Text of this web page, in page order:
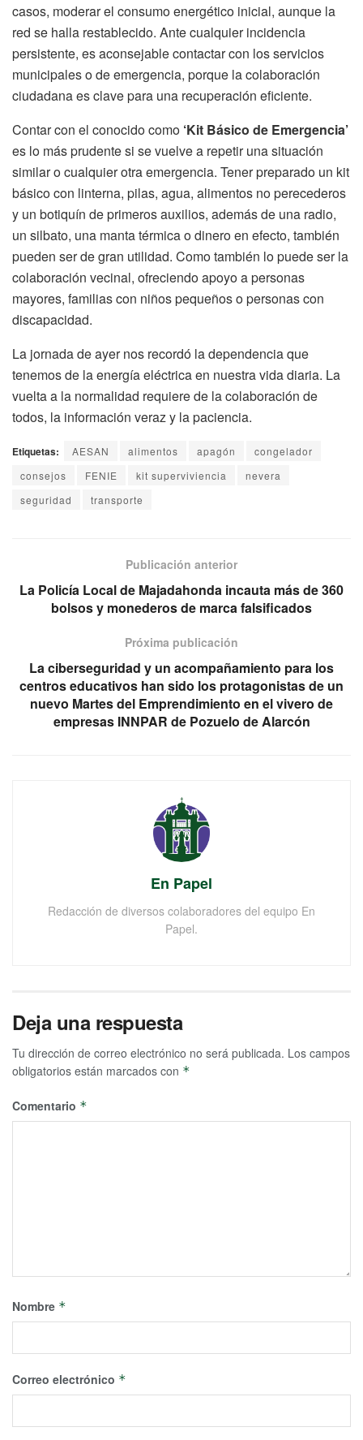
casos, moderar el consumo energético inicial, aunque la
red se halla restablecido. Ante cualquier incidencia
persistente, es aconsejable contactar con los servicios
municipales o de emergencia, porque la colaboración
ciudadana es clave para una recuperación eficiente.
Contar con el conocido como ‘Kit Básico de Emergencia’
es lo más prudente si se vuelve a repetir una situación
similar o cualquier otra emergencia. Tener preparado un kit
básico con linterna, pilas, agua, alimentos no perecederos
y un botiquín de primeros auxilios, además de una radio,
un silbato, una manta térmica o dinero en efecto, también
pueden ser de gran utilidad. Como también lo puede ser la
colaboración vecinal, ofreciendo apoyo a personas
mayores, familias con niños pequeños o personas con
discapacidad.
La jornada de ayer nos recordó la dependencia que
tenemos de la energía eléctrica en nuestra vida diaria. La
vuelta a la normalidad requiere de la colaboración de
todos, la información veraz y la paciencia.
Etiquetas: AESAN alimentos apagón
congelador
consejos
FENIE kit superviviencia
nevera
seguridad
transporte
Publicación anterior
La Policía Local de Majadahonda incauta más de 360
bolsos y monederos de marca falsificados
Próxima publicación
La ciberseguridad y un acompañamiento para los
centros educativos han sido los protagonistas de un
nuevo Martes del Emprendimiento en el vivero de
empresas INNPAR de Pozuelo de Alarcón
En Papel
Redacción de diversos colaboradores del equipo En
Papel.
Deja una respuesta
Tu dirección de correo electrónico no será publicada. Los campos
obligatorios están marcados con *
Comentario *
Nombre *
Correo electrónico *